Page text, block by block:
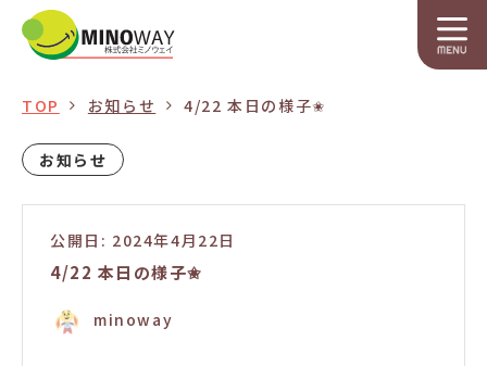
TOP お知らせ 4/22 本日の様子✬
お知らせ
公開日: 2024年4月22日
4/22 本日の様子✬
minoway